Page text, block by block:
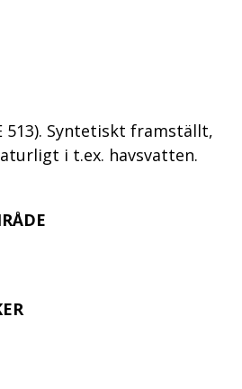
513). Syntetiskt framställt,
i t.ex. havsvatten.